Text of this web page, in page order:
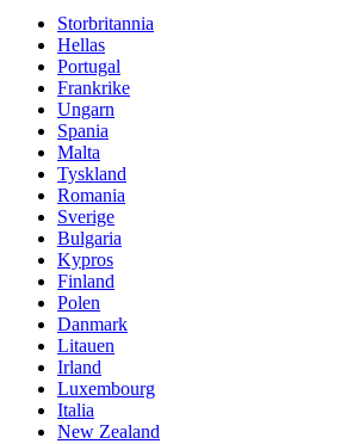
Storbritannia
Hellas
Portugal
Frankrike
Ungarn
Spania
Malta
Tyskland
Romania
Sverige
Bulgaria
Kypros
Finland
Polen
Danmark
Litauen
Irland
Luxembourg
Italia
New Zealand